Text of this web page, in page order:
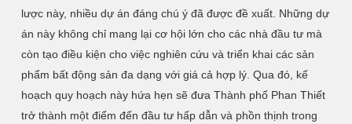
lược này, nhiều dự án đáng chú ý đã được đề xuất. Những dự
án này không chỉ mang lại cơ hội lớn cho các nhà đầu tư mà
còn tạo điều kiện cho việc nghiên cứu và triển khai các sản
phẩm bất động sản đa dạng với giá cả hợp lý. Qua đó, kế
hoạch quy hoạch này hứa hẹn sẽ đưa Thành phố Phan Thiết
trở thành một điểm đến đầu tư hấp dẫn và phồn thịnh trong